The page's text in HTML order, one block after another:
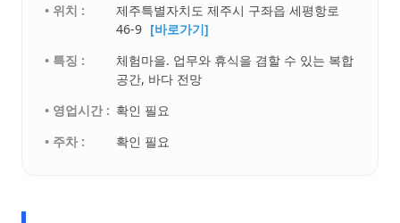
• 위치 :
제주특별자치도 제주시 구좌읍 세평항로
46-9 [바로가기]
• 특징 :
체험마을. 업무와 휴식을 겸할 수 있는 복합
공간, 바다 전망
• 영업시간 : 확인 필요
• 주차 :
확인 필요